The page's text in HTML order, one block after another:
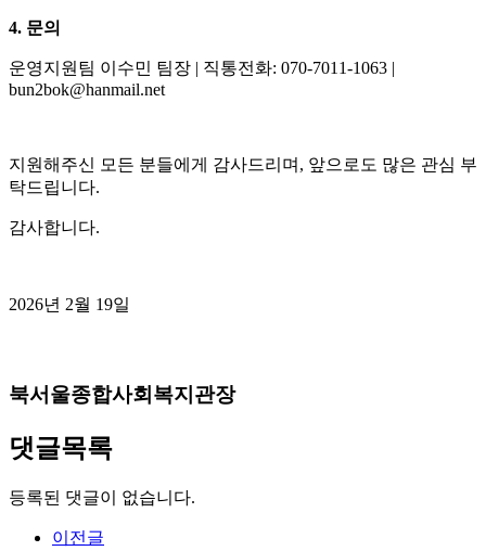
4. 문의
운영지원팀 이수민 팀장 | 직통전화: 070-7011-1063 |
bun2bok@hanmail.net
지원해주신 모든 분들에게 감사드리며 , 앞으로도 많은 관심 부
탁드립니다.
감사합니다.
2026년 2월 19일
북서울종합사회복지관장
댓글목록
등록된 댓글이 없습니다.
이전글